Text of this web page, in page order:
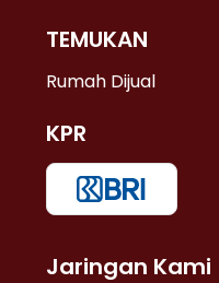
TEMUKAN
Rumah Dijual
KPR
Jaringan Kami